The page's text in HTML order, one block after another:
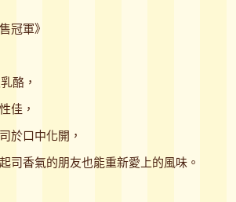
冠軍》
酪，
佳，
於口中化開，
司香氣的朋友也能重新愛上的風味。